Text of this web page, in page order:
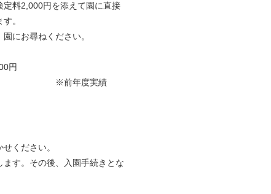
定料2,000円を添えて園に直接
。
にお尋ねください。
2,000円
績
ください。
す。その後、入園手続きとな